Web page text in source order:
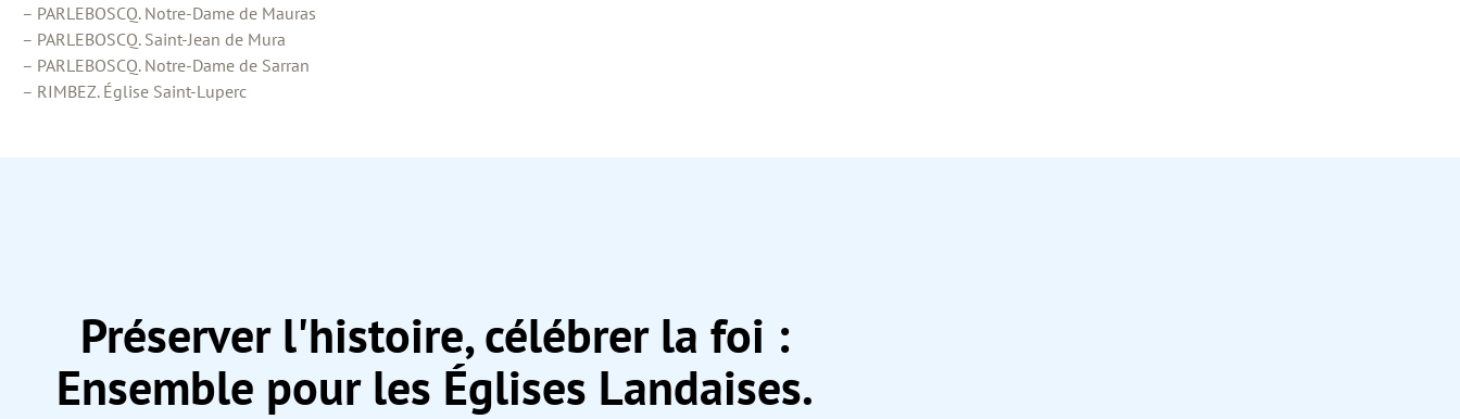
– PARLEBOSCQ. Notre-Dame de Mauras
– PARLEBOSCQ. Saint-Jean de Mura
– PARLEBOSCQ. Notre-Dame de Sarran
– RIMBEZ. Église Saint-Luperc
Préserver l'histoire, célébrer la foi :
Ensemble pour les Églises Landaises.